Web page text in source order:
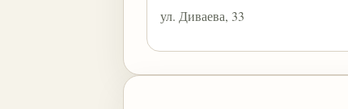
ул. Диваева, 33